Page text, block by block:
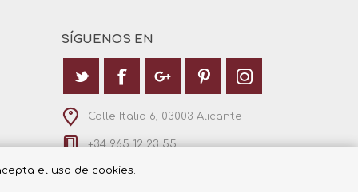
SÍGUENOS EN
Calle Italia 6, 03003 Alicante
+34 965 12 23 55
el uso de cookies.